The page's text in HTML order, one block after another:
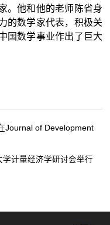
。他和他的老师陈省身
的数学家代表，积极关
国数学事业作出了巨大
Journal of Development
计量经济学研讨会举行